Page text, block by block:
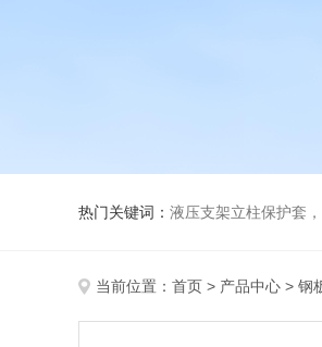
热门关键词： 液压支架立柱保护套
当前位置： 首页 > 产品中心 > 钢